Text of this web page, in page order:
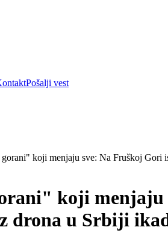
Pošalji vest
koji menjaju sve: Na Fruškoj Gori
koji
drona u Srbiji